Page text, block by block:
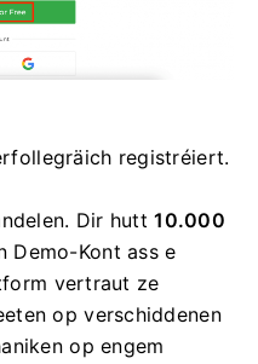
registréiert.
Dir hutt10.000
Demo-Kont ass e
vertraut ze
op verschiddenen
op engem